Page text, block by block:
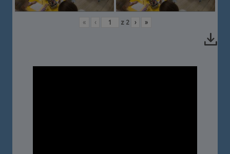
« ‹ z 2 › »